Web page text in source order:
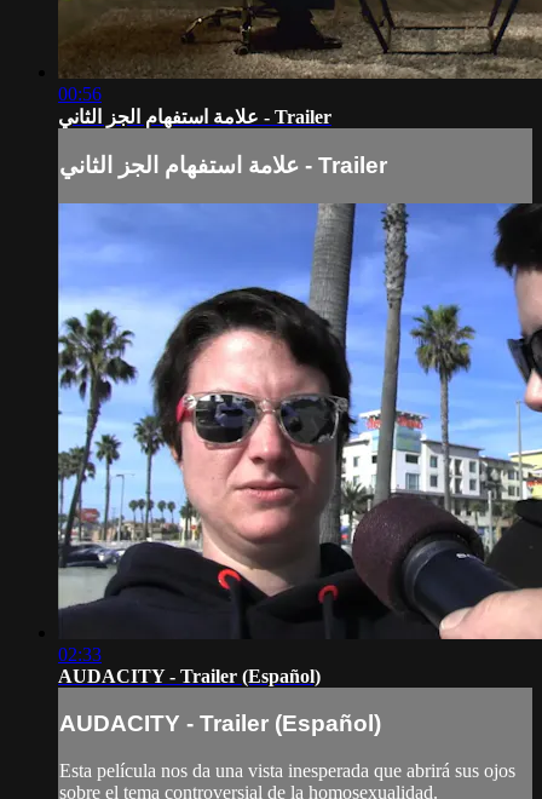
00:56
علامة استفهام الجز الثاني - Trailer
علامة استفهام الجز الثاني - Trailer
02:33
AUDACITY - Trailer (Español)
AUDACITY - Trailer (Español)
Esta película nos da una vista inesperada que abrirá sus ojos
sobre el tema controversial de la homosexualidad.